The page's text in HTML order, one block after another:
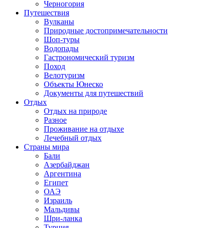
Черногория
Путешествия
Вулканы
Природные достопримечательности
Шоп-туры
Водопады
Гастрономический туризм
Поход
Велотуризм
Объекты Юнеско
Документы для путешествий
Отдых
Отдых на природе
Разное
Проживание на отдыхе
Лечебный отдых
Страны мира
Бали
Азербайджан
Аргентина
Египет
ОАЭ
Израиль
Мальдивы
Шри-ланка